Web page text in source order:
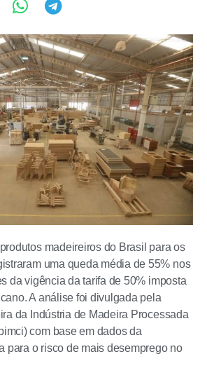
madeireiros do Brasil para os
uma queda média de 55% nos
da vigência da tarifa de 50% imposta
A análise foi divulgada pela
da Indústria de Madeira Processada
com base em dados da
para o risco de mais desemprego no